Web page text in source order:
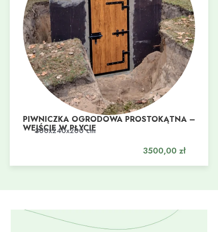
PIWNICZKA OGRODOWA PROSTOKĄTNA –
WEJŚCIE W PŁYCIE
300x240x200 cm
3500,00 zł
Dodaj do koszyka